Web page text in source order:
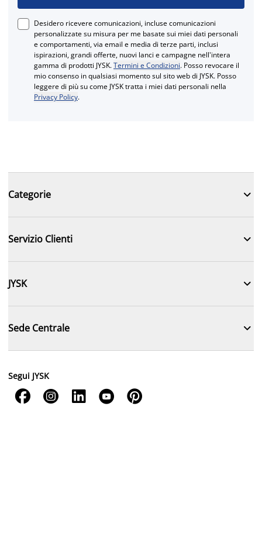
Desidero ricevere comunicazioni, incluse comunicazioni
personalizzate su misura per me basate sui miei dati personali
e comportamenti, via email e media di terze parti, inclusi
ispirazioni, grandi offerte, nuovi lanci e campagne nell'intera
gamma di prodotti JYSK.Termini e Condizioni. Posso revocare il
mio consenso in qualsiasi momento sul sito web di JYSK. Posso
leggere di più su come JYSK tratta i miei dati personali nella
Privacy Policy.
Categorie 
Servizio Clienti 
JYSK 
Sede Centrale 
Segui JYSK
    